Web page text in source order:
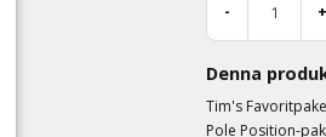
- +
Denna
Tim's
Pole Position-